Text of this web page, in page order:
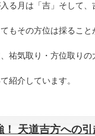
る月は「吉」そして
もその方位は採ること
祐気取り・方位取りの
紹介しています。
天道吉方への